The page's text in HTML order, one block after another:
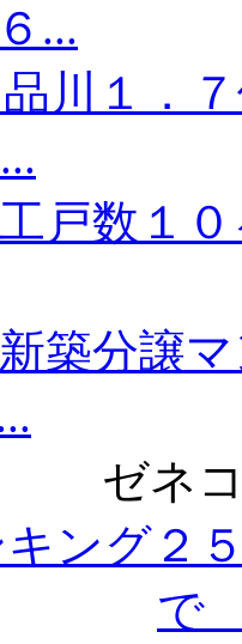
...
川１．
戸数１
新築分譲
ゼネ
キング
で